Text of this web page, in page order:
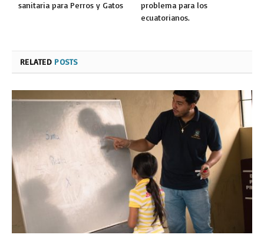
sanitaria para Perros y Gatos
problema para los
ecuatorianos.
RELATED POSTS